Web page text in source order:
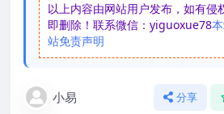
以上内容由网站用户发布，如有侵
即删除！联系微信：yiguoxue78
站免责声明
小易 分享